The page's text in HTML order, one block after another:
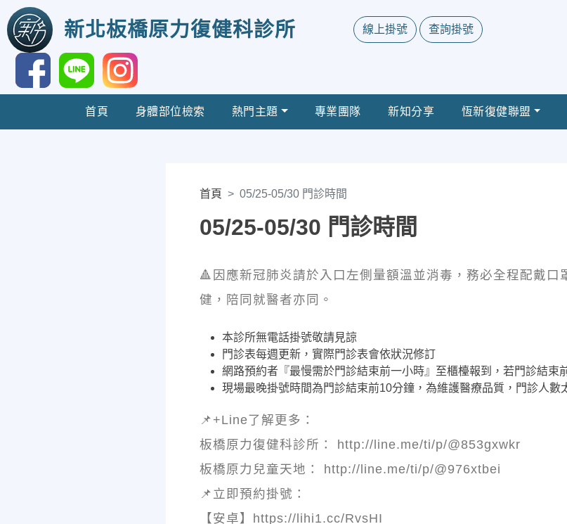
新北板橋原力復健科診所 線上掛號 查詢掛號
首頁 身體部位檢索 熱門主題 專業團隊 新知分享 恆新復健聯盟
首頁 05/25-05/30 門診時間
05/25-05/30 門診時間
🔺因應新冠肺炎請於入口左側量額溫並消毒，務必全程配戴口
健，陪同就醫者亦同。
本診所無電話掛號敬請見諒
門診表每週更新，實際門診表會依狀況修訂
網路預約者『最慢需於門診結束前一小時』至櫃檯報到，若門診結束
現場最晚掛號時間為門診結束前10分鐘，為維護醫療品質，門診人數
📌+Line了解更多：
板橋原力復健科診所： http://line.me/ti/p/@853gxwkr
板橋原力兒童天地： http://line.me/ti/p/@976xtbei
📌立即預約掛號：
【安卓】https://lihi1.cc/RvsHI